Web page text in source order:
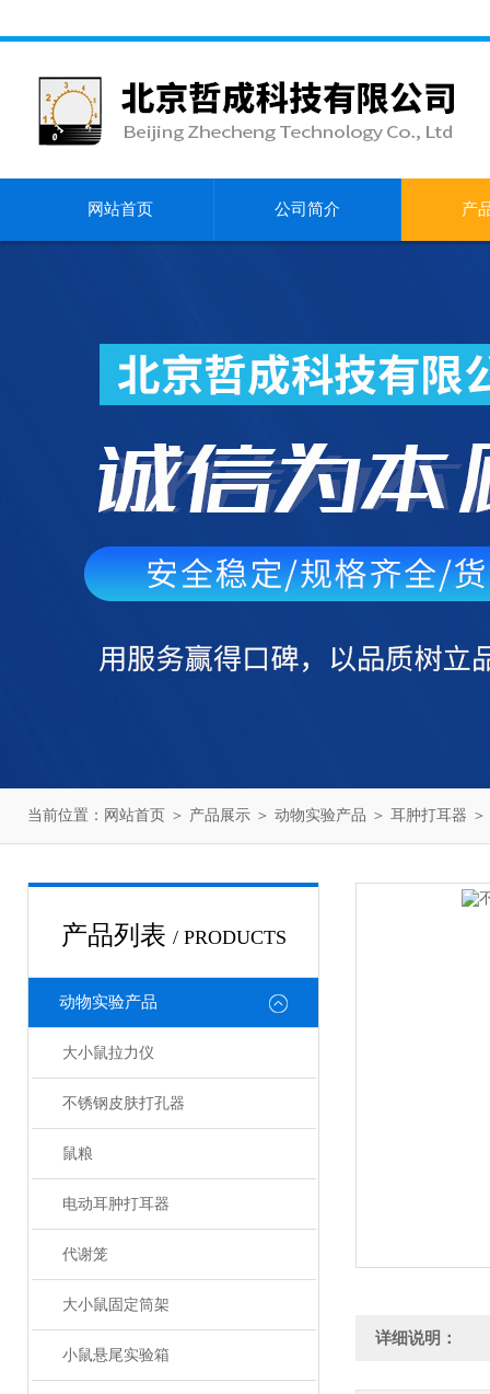
网站首页 公司简介 产
当前位置： 网站首页 ＞ 产品展示 ＞ 动物实验产品 ＞ 耳肿打耳器
产品列表 / PRODUCTS
动物实验产品
大小鼠拉力仪
不锈钢皮肤打孔器
鼠粮
电动耳肿打耳器
代谢笼
大小鼠固定筒架
小鼠悬尾实验箱
详细说明：